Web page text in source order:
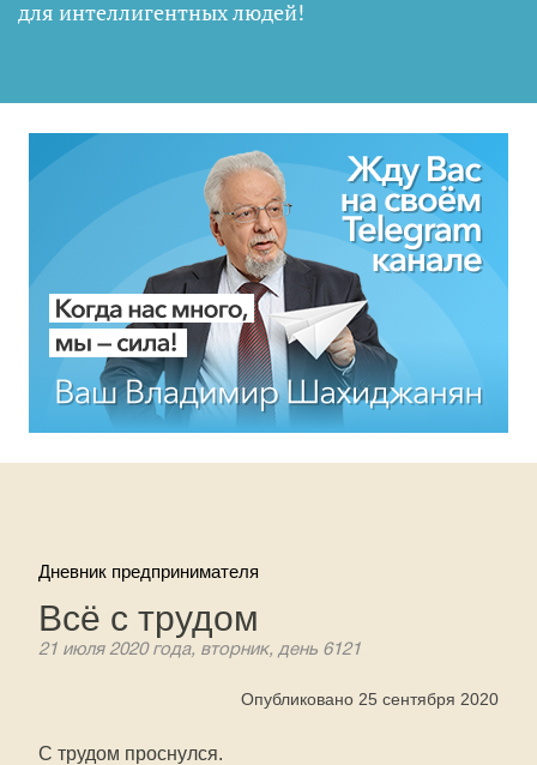
для интеллигентных людей!
Дневник предпринимателя
Всё с трудом
21 июля 2020 года, вторник, день 6121
Опубликовано 25 сентября 2020
С трудом проснулся.